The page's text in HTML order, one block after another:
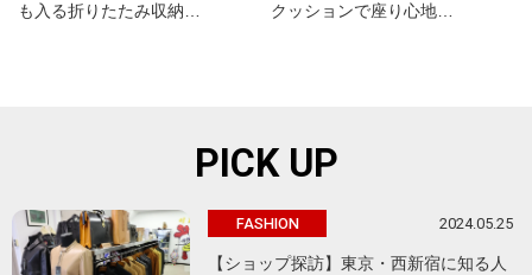
も入る折りたたみ収納…
クッションで座り心地…
PICK UP
FASHION 2024.05.25
【ショップ探訪】東京・西新宿に知る人